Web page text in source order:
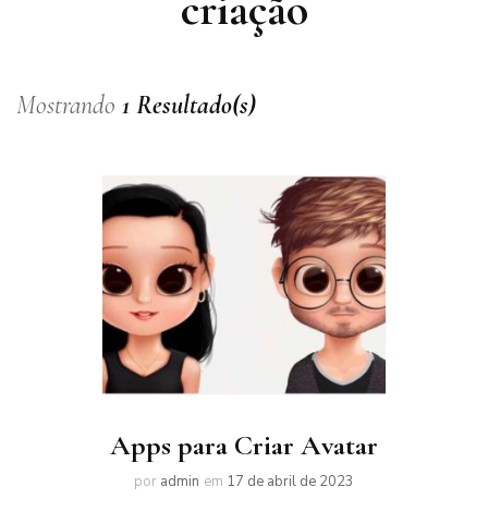
Mostrando 1 Resultado(s)
Apps para Criar Avatar
por admin em 17 de abril de 2023